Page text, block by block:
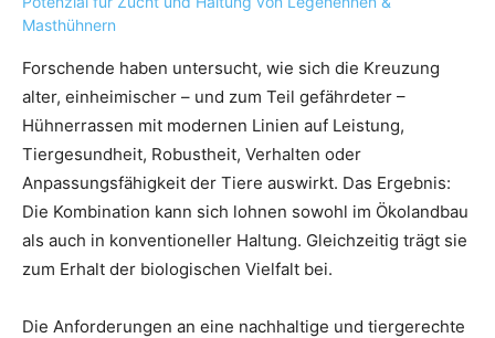
Forschende haben untersucht, wie sich die Kreuzung
alter, einheimischer – und zum Teil gefährdeter –
Hühnerrassen mit modernen Linien auf Leistung,
Tiergesundheit, Robustheit, Verhalten oder
Anpassungsfähigkeit der Tiere auswirkt. Das Ergebnis:
Die Kombination kann sich lohnen sowohl im Ökolandbau
als auch in konventioneller Haltung. Gleichzeitig trägt sie
zum Erhalt der biologischen Vielfalt bei.
Die Anforderungen an eine nachhaltige und tiergerechte